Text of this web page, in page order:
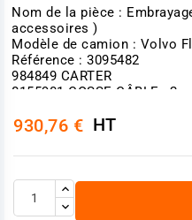
Nom de la pièce :
accessoires )
Modèle de camion : Volvo
Référence : 3095482
984849 CARTER
8155901 COSSE CÂBLE x2
8155899 TAMPON çTAN x 2
3987767 ADAPTATEUR x 2
1079283 ENVELOPPE
930,76 € HT